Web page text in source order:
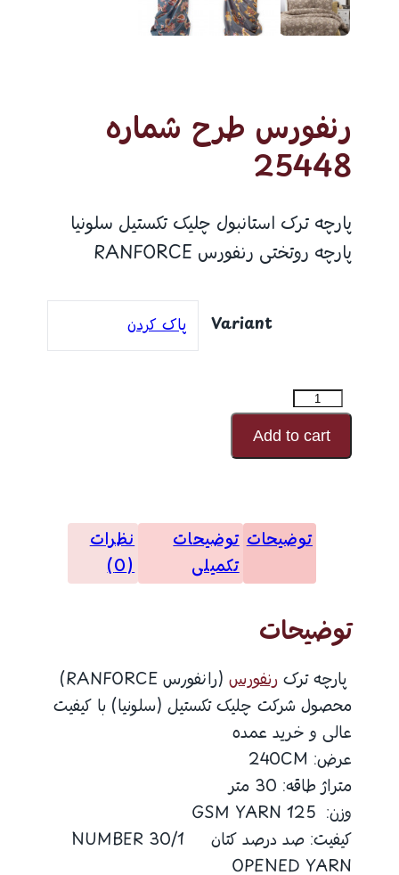
رنفورس طرح شماره
25448
پارچه ترک استانبول چلیک تکستیل سلونیا
پارچه روتختی رنفورس RANFORCE
Variant پاک کردن
رنفورس
طرح
شماره
Add to cart
توضیحات توضیحات
تکمیلی
نظرات
(0)
توضیحات
پارچه ترک رنفورس
(رانفورس RANFORCE)
محصول شرکت چلیک تکستیل (سلونیا) با کیفیت
عالی و خرید عمده
عرض: 240CM
متراژ طاقه: 30 متر
وزن: 125 GSM YARN
کیفیت: صد درصد کتان 30/1 NUMBER
OPENED YARN